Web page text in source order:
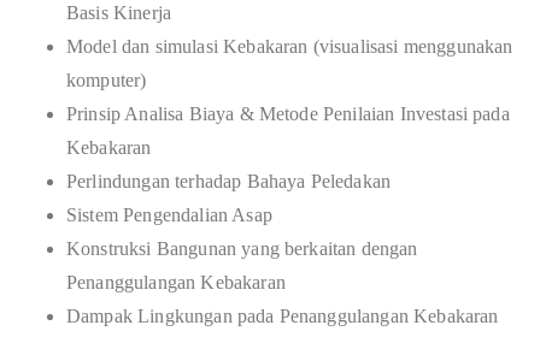
Basis Kinerja
Model dan simulasi Kebakaran (visualisasi menggunakan
komputer)
Prinsip Analisa Biaya & Metode Penilaian Investasi pada
Kebakaran
Perlindungan terhadap Bahaya Peledakan
Sistem Pengendalian Asap
Konstruksi Bangunan yang berkaitan dengan
Penanggulangan Kebakaran
Dampak Lingkungan pada Penanggulangan Kebakaran